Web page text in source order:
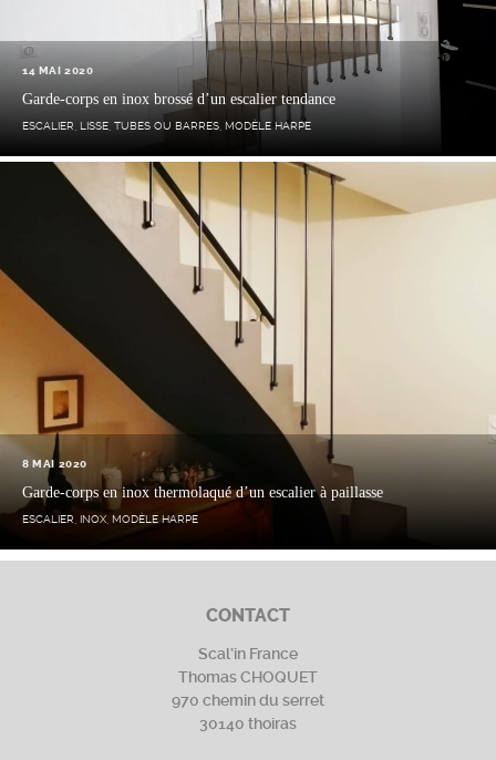
14 MAI 2020
Garde-corps en inox brossé d’un escalier tendance
ESCALIER LISSE, TUBES OU BARRES MODÈLE HARPE
8 MAI 2020
Garde-corps en inox thermolaqué d’un escalier à paillasse
ESCALIER INOX MODÈLE HARPE
CONTACT
Scal’in France
Thomas CHOQUET
970 chemin du serret
30140 thoiras